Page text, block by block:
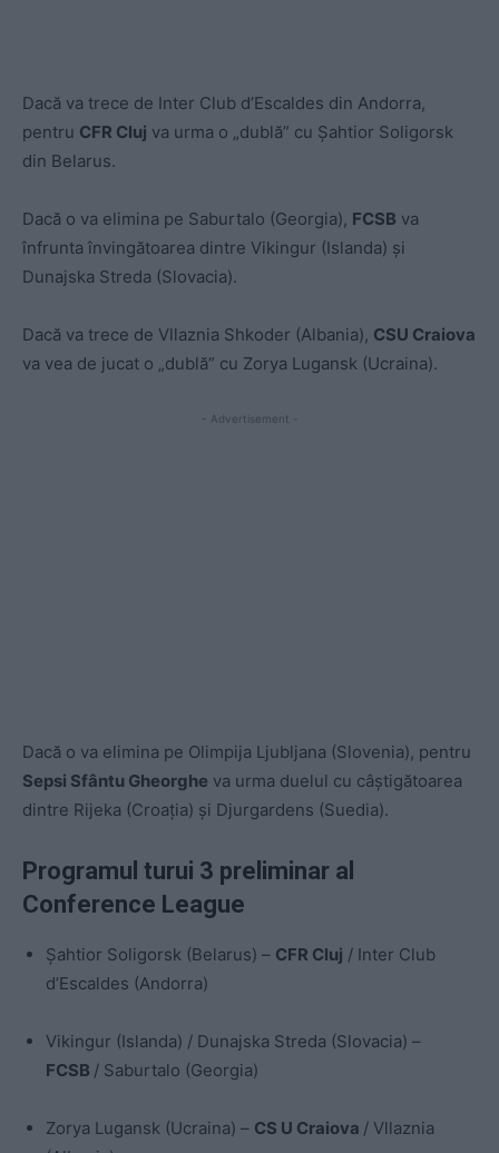
Dacă va trece de Inter Club d’Escaldes din Andorra,
pentru CFR Cluj va urma o „dublă” cu Șahtior Soligorsk
din Belarus.
Dacă o va elimina pe Saburtalo (Georgia), FCSB va
înfrunta învingătoarea dintre Vikingur (Islanda) și
Dunajska Streda (Slovacia).
Dacă va trece de Vllaznia Shkoder (Albania), CSU Craiova
va vea de jucat o „dublă” cu Zorya Lugansk (Ucraina).
- Advertisement -
Dacă o va elimina pe Olimpija Ljubljana (Slovenia), pentru
Sepsi Sfântu Gheorghe va urma duelul cu câștigătoarea
dintre Rijeka (Croația) și Djurgardens (Suedia).
Programul turui 3 preliminar al
Conference League
Șahtior Soligorsk (Belarus) – CFR Cluj / Inter Club
d’Escaldes (Andorra)
Vikingur (Islanda) / Dunajska Streda (Slovacia) –
FCSB / Saburtalo (Georgia)
Zorya Lugansk (Ucraina) – CS U Craiova / Vllaznia